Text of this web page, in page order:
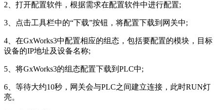
2、打开配置软件，根据需求在配置软件中进行配置;
3、点击工具栏中的“下载”按钮，将配置下载到网关中;
4、在GxWorks3中配置相应的组态，包括要配置的模块，目标
设备的IP地址及设备名称;
5、将GxWorks3的组态配置下载到PLC中;
6、等待大约10秒，网关会与PLC之间建立连接，此时RUN灯
亮。